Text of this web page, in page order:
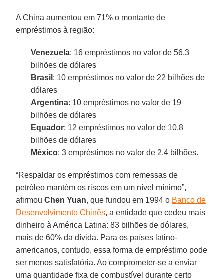
A China aumentou em 71% o montante de
empréstimos à região:
Venezuela: 16 empréstimos no valor de 56,3
bilhões de dólares
Brasil : 10 empréstimos no valor de 22 bilhões de
dólares
Argentina: 10 empréstimos no valor de 19
bilhões de dólares
Equador: 12 empréstimos no valor de 10,8
bilhões de dólares
México: 3 empréstimos no valor de 2,4 bilhões.
“Respaldar os empréstimos com remessas de
petróleo mantém os riscos em um nível mínimo”,
afirmouChen Yuan, que fundou em 1994 o Banco de
Desenvolvimento Chinês, a entidade que cedeu mais
dinheiro à América Latina: 83 bilhões de dólares,
mais de 60% da dívida. Para os países latino-
americanos, contudo, essa forma de empréstimo pode
ser menos satisfatória. Ao comprometer-se a enviar
uma quantidade fixa de combustível durante certo